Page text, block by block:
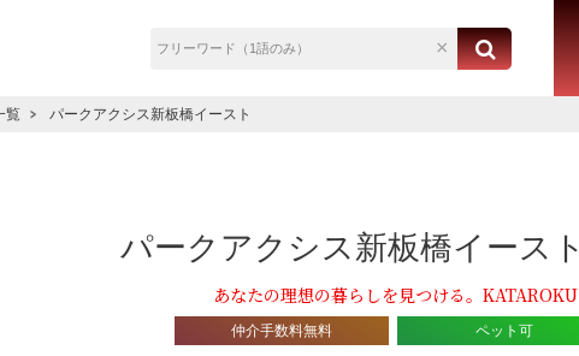
覧 パークアクシス新板橋イースト
パークアクシス新板橋イースト
あなたの理想の暮らしを見つける。KATAROKU
仲介手数料無料 ペット可